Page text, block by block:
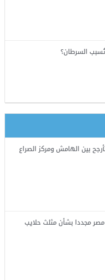
تُسبب السرطان؟
بين الهامش ومركز الصراع
مجددا بشأن مثلث حلايب